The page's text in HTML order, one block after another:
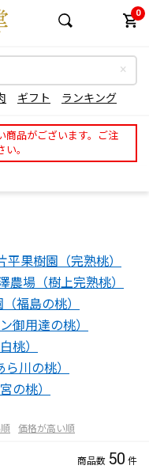
0
ギフト ランキング
商品がございます。ご注
。
平果樹園（完熟桃）
農場（樹上完熟桃）
福島の桃）
御用達の桃）
桃）
川の桃）
の桃）
価格が高い順
50